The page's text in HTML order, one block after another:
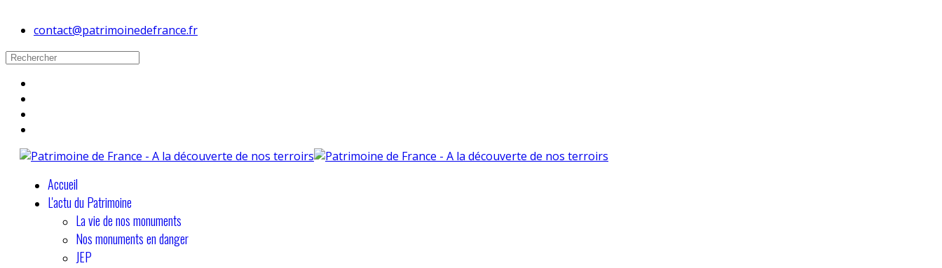
contact@patrimoinedefrance.fr
Accueil
L'actu du Patrimoine
La vie de nos monuments
Nos monuments en danger
JEP